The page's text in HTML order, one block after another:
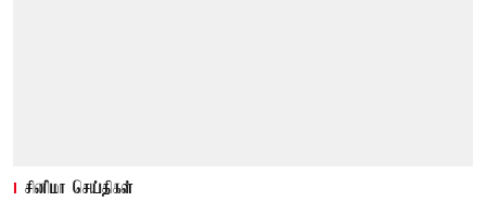
சினிமா செய்திகள்